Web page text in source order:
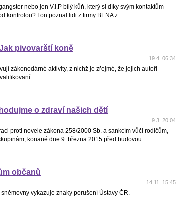
nebo jen V.I.P bílý kůň, který si díky svým kontaktům
kontrolou? I on poznal lidi z firmy BENA z...
pivovarští koně
19.4. 06:34
zákonodárné aktivity, z nichž je zřejmé, že jejich autoři
o zdraví našich dětí
9.3. 20:04
proti novele zákona 258/2000 Sb. a sankcím vůči rodičům,
konané dne 9. března 2015 před budovou...
občanů
14.11. 15:45
vykazuje znaky porušení Ústavy ČR.